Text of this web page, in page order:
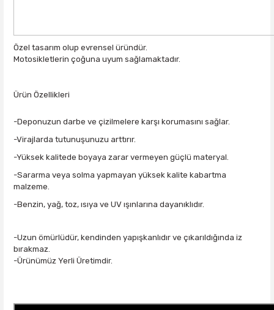
Özel tasarım olup evrensel üründür.
Motosikletlerin çoğuna uyum sağlamaktadır.
Ürün Özellikleri
-Deponuzun darbe ve çizilmelere karşı korumasını sağlar.
-Virajlarda tutunuşunuzu arttırır.
-Yüksek kalitede boyaya zarar vermeyen güçlü materyal.
-Sararma veya solma yapmayan yüksek kalite kabartma
malzeme.
-Benzin, yağ, toz, ısıya ve UV ışınlarına dayanıklıdır.
-Uzun ömürlüdür, kendinden yapışkanlıdır ve çıkarıldığında iz
bırakmaz.
-Ürünümüz Yerli Üretimdir.